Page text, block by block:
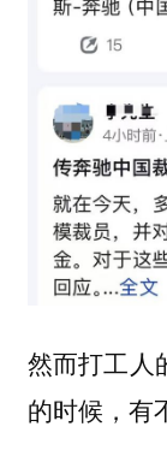
然而打工人
的时候，有